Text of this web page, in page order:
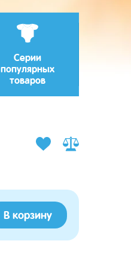
Серии
популярных
товаров
В корзину